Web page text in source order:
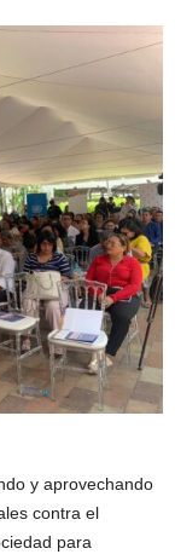
y aprovechando
contra el
para